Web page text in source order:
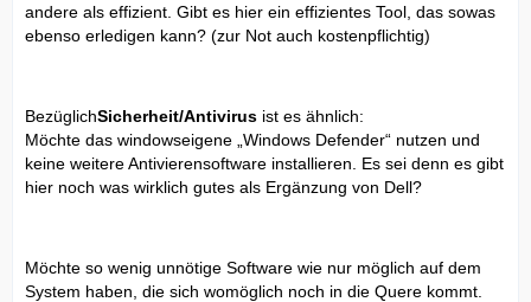
andere als effizient. Gibt es hier ein effizientes Tool, das sowas
ebenso erledigen kann? (zur Not auch kostenpflichtig)
BezüglichSicherheit/Antivirus ist es ähnlich:
Möchte das windowseigene „Windows Defender“ nutzen und
keine weitere Antivierensoftware installieren. Es sei denn es gibt
hier noch was wirklich gutes als Ergänzung von Dell?
Möchte so wenig unnötige Software wie nur möglich auf dem
System haben, die sich womöglich noch in die Quere kommt.